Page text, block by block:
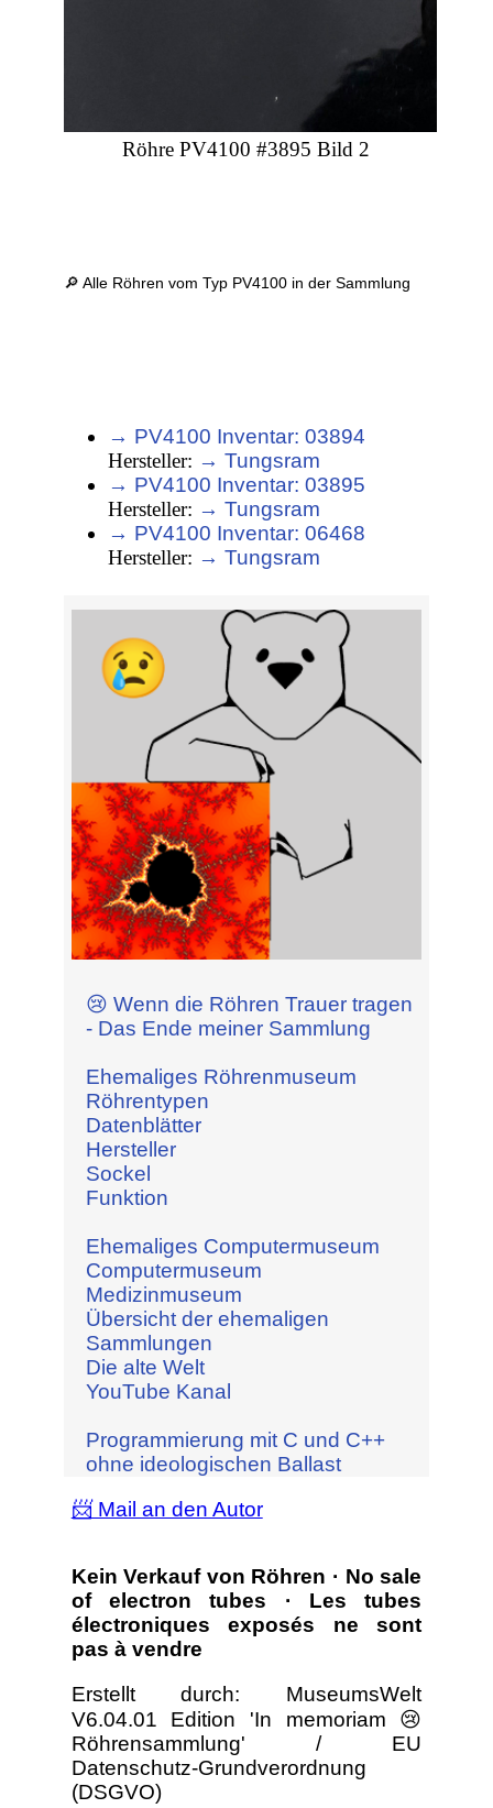
Röhre PV4100 #3895 Bild 2
🔎 Alle Röhren vom Typ PV4100 in der Sammlung
→ PV4100 Inventar: 03894
Hersteller: → Tungsram
→ PV4100 Inventar: 03895
Hersteller: → Tungsram
→ PV4100 Inventar: 06468
Hersteller: → Tungsram
😢 Wenn die Röhren Trauer tragen
- Das Ende meiner Sammlung
Ehemaliges Röhrenmuseum
Röhrentypen
Datenblätter
Hersteller
Sockel
Funktion
Ehemaliges Computermuseum
Computermuseum
Medizinmuseum
Übersicht der ehemaligen
Sammlungen
Die alte Welt
YouTube Kanal
Programmierung mit C und C++
ohne ideologischen Ballast
📨 Mail an den Autor
Kein Verkauf von Röhren · No sale
of electron tubes · Les tubes
électroniques exposés ne sont
pas à vendre
Erstellt durch: MuseumsWelt
V6.04.01 Edition 'In memoriam 😢
Röhrensammlung' / EU
Datenschutz-Grundverordnung
(DSGVO)